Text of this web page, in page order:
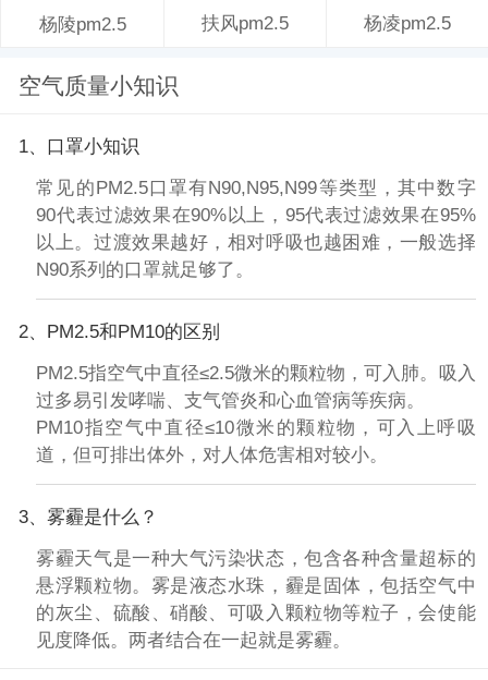
杨陵pm2.5 扶风pm2.5 杨凌pm2.5
空气质量小知识
1、口罩小知识
常见的PM2.5口罩有N90,N95,N99等类型，其中数字
90代表过滤效果在90%以上，95代表过滤效果在95%
以上。过渡效果越好，相对呼吸也越困难，一般选择
N90系列的口罩就足够了。
2、PM2.5和PM10的区别
PM2.5指空气中直径≤2.5微米的颗粒物，可入肺。吸入
过多易引发哮喘、支气管炎和心血管病等疾病。
PM10指空气中直径≤10微米的颗粒物，可入上呼吸
道，但可排出体外，对人体危害相对较小。
3、雾霾是什么？
雾霾天气是一种大气污染状态，包含各种含量超标的
悬浮颗粒物。雾是液态水珠，霾是固体，包括空气中
的灰尘、硫酸、硝酸、可吸入颗粒物等粒子，会使能
见度降低。两者结合在一起就是雾霾。